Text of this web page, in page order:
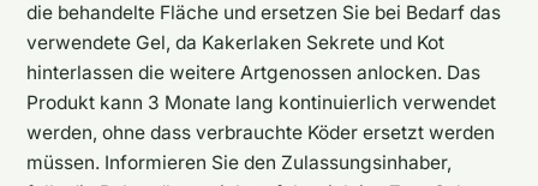
die behandelte Fläche und ersetzen Sie bei Bedarf das
verwendete Gel, da Kakerlaken Sekrete und Kot
hinterlassen die weitere Artgenossen anlocken. Das
Produkt kann 3 Monate lang kontinuierlich verwendet
werden, ohne dass verbrauchte Köder ersetzt werden
müssen. Informieren Sie den Zulassungsinhaber,